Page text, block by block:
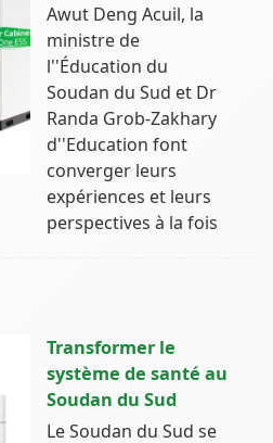
Awut Deng Acuil, la
ministre de
l''Éducation du
Soudan du Sud et Dr
Randa Grob-Zakhary
d''Education font
converger leurs
expériences et leurs
perspectives à la fois
Transformer le
système de santé au
Soudan du Sud
Le Soudan du Sud se